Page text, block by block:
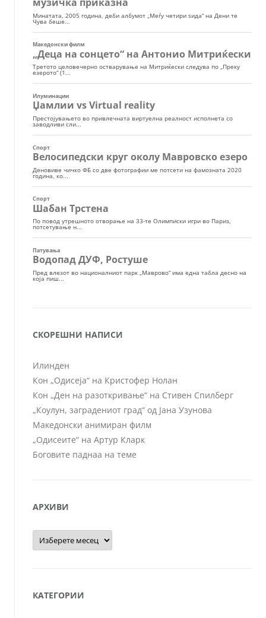
СКОРЕШНИ НАПИСИ
Илинден
Кон „Одисеја“ на Кристофер Нолан
Кон „Ден на разоткривање“ на Стивен Спилберг
„Коулун, заградениот град“ од Јана Узунова
Македонски анимиран филм
„Одисеите“ на Артур Кларк
Боговите паднаа на теме
АРХИВИ
Архиви
КАТЕГОРИИ